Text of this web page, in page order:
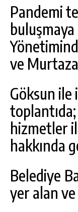
Pandemi
ve
Göksun ile
hizmetler
hakkında
Belediye
yer alan